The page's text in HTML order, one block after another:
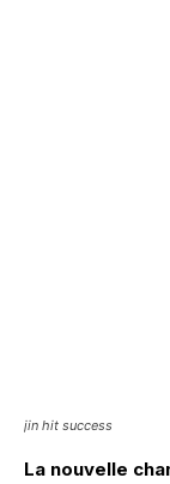
jin hit success
La nouvelle